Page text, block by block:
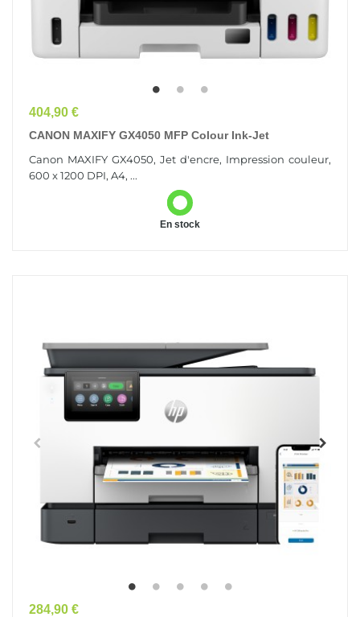
Prix
404,90 €
CANON MAXIFY GX4050 MFP Colour Ink-Jet
Canon MAXIFY GX4050, Jet d'encre, Impression couleur,
600 x 1200 DPI, A4, ...
En stock
Prix
284,90 €